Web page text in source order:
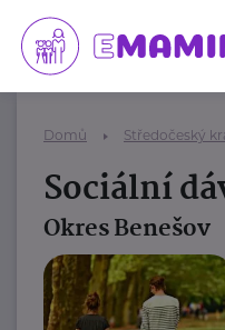
Domů Středočeský
Sociální
Okres Benešov